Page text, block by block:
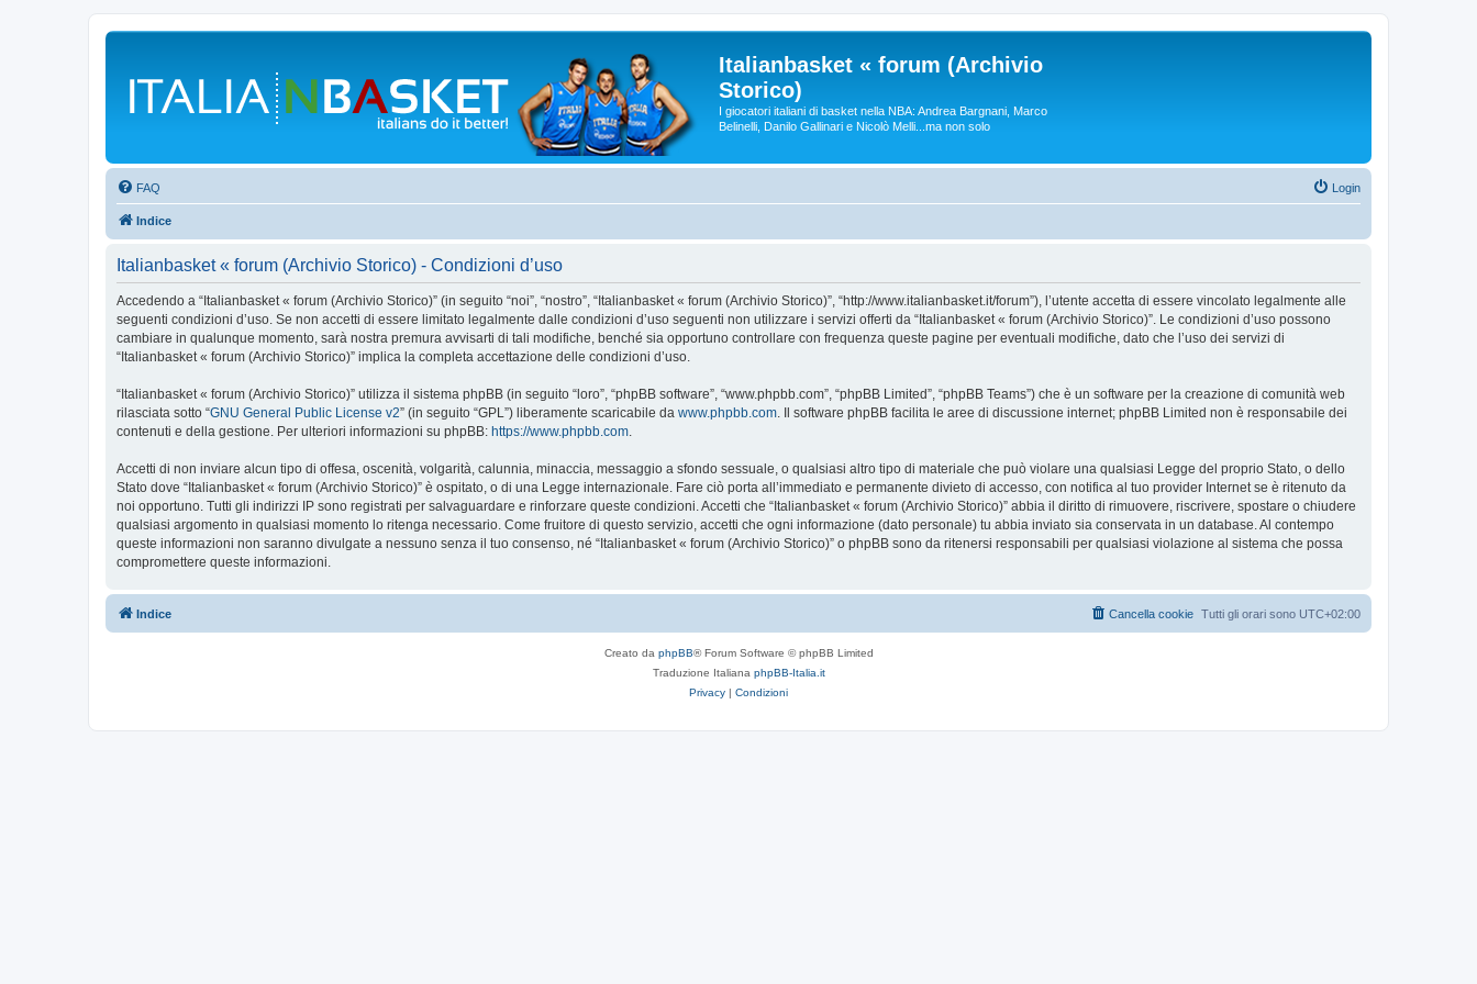
Italianbasket « forum (Archivio
Storico)
I giocatori italiani di basket nella NBA: Andrea Bargnani, Marco
Belinelli, Danilo Gallinari e Nicolò Melli...ma non solo
FAQ Login
Indice
Italianbasket « forum (Archivio Storico) - Condizioni d’uso
Accedendo a “Italianbasket « forum (Archivio Storico)” (in seguito “noi”, “nostro”, “Italianbasket « forum (Archivio Storico)”, “http://www.italianbasket.it/forum”), l’utente accetta di essere vincolato legalmente alle
seguenti condizioni d’uso. Se non accetti di essere limitato legalmente dalle condizioni d’uso seguenti non utilizzare i servizi offerti da “Italianbasket « forum (Archivio Storico)”. Le condizioni d’uso possono
cambiare in qualunque momento, sarà nostra premura avvisarti di tali modifiche, benché sia opportuno controllare con frequenza queste pagine per eventuali modifiche, dato che l’uso dei servizi di
“Italianbasket « forum (Archivio Storico)” implica la completa accettazione delle condizioni d’uso.
“Italianbasket « forum (Archivio Storico)” utilizza il sistema phpBB (in seguito “loro”, “phpBB software”, “www.phpbb.com”, “phpBB Limited”, “phpBB Teams”) che è un software per la creazione di comunità web
rilasciata sotto “GNU General Public License v2” (in seguito “GPL”) liberamente scaricabile da www.phpbb.com. Il software phpBB facilita le aree di discussione internet; phpBB Limited non è responsabile dei
contenuti e della gestione. Per ulteriori informazioni su phpBB: https://www.phpbb.com.
Accetti di non inviare alcun tipo di offesa, oscenità, volgarità, calunnia, minaccia, messaggio a sfondo sessuale, o qualsiasi altro tipo di materiale che può violare una qualsiasi Legge del proprio Stato, o dello
Stato dove “Italianbasket « forum (Archivio Storico)” è ospitato, o di una Legge internazionale. Fare ciò porta all’immediato e permanente divieto di accesso, con notifica al tuo provider Internet se è ritenuto da
noi opportuno. Tutti gli indirizzi IP sono registrati per salvaguardare e rinforzare queste condizioni. Accetti che “Italianbasket « forum (Archivio Storico)” abbia il diritto di rimuovere, riscrivere, spostare o chiudere
qualsiasi argomento in qualsiasi momento lo ritenga necessario. Come fruitore di questo servizio, accetti che ogni informazione (dato personale) tu abbia inviato sia conservata in un database. Al contempo
queste informazioni non saranno divulgate a nessuno senza il tuo consenso, né “Italianbasket « forum (Archivio Storico)” o phpBB sono da ritenersi responsabili per qualsiasi violazione al sistema che possa
compromettere queste informazioni.
Indice Tutti gli orari sono UTC+02:00
Cancella cookie
Creato da phpBB® Forum Software © phpBB Limited
Traduzione Italiana phpBB-Italia.it
Privacy | Condizioni